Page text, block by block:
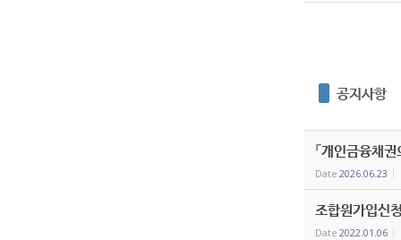
공지사항
「개인금융채
Date 2026.06.23
조합원가입신
Date 2022.01.06